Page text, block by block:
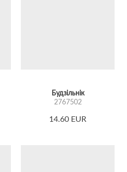
Будзільнік
2767502
14.60 EUR